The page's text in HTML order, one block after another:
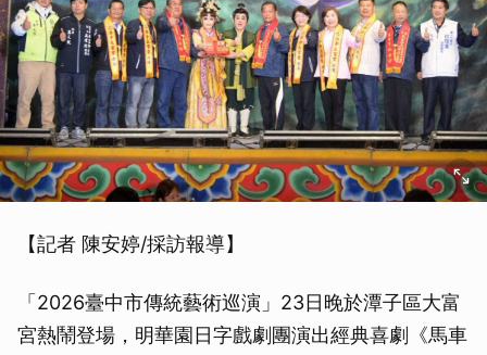
【記者 陳安婷/採訪報導】
「2026臺中市傳統藝術巡演」23日晚於潭子區大富
宮熱鬧登場，明華園日字戲劇團演出經典喜劇《馬車